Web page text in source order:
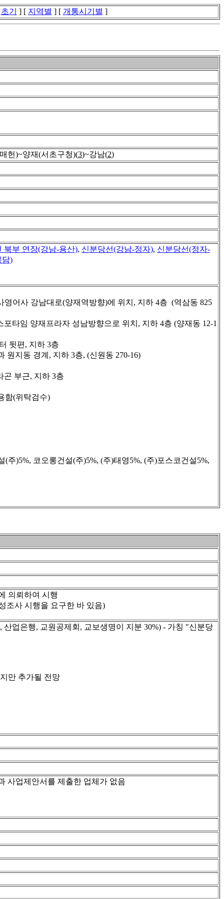
초기 ] [ 지역별 ] [ 개통시기별 ]
헌)~양재(서초구청)(3)~강남(2)
북부 연장(강남-용산), 신분당선(강남-정자), 신분당선(정자-
담)
어사 강남대로(양재역방향)에 위치, 지하 4층 (역삼동 825
타임 양재프라자 성남방향으로 위치, 지하 4층 (양재동 12-1
뒷편, 지하 3층
지동 경계, 지하 3층, (신원동 270-16)
곤 부근, 지하 3층
함(위탁검수)
주)5%, 코오롱건설(주)5%, (주)태영5%, (주)포스코건설5%,
의뢰하여 시행
조사 시행을 요구한 바 있음)
업은행, 교원공제회, 교보생명이 지분 30%) - 가칭 "신분당
만 추가될 전망
사업제안서를 제출한 업체가 없음